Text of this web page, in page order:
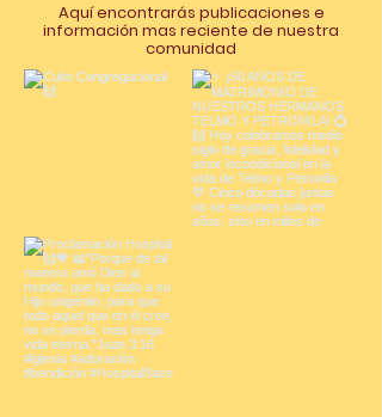
Aquí encontrarás publicaciones e
información mas reciente de nuestra
comunidad